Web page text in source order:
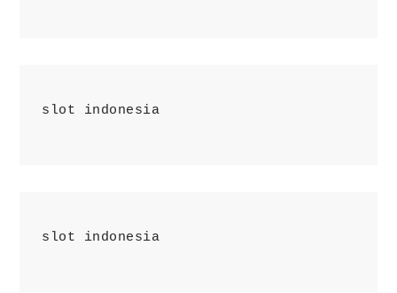
slot indonesia
slot indonesia